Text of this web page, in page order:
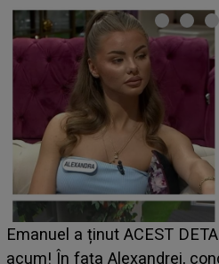
Cine este Bianca, tânăra
UNTOLD ONE de Zara